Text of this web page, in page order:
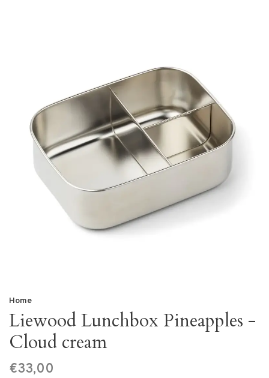
Home
Liewood Lunchbox Pineapples -
Cloud cream
€33,00